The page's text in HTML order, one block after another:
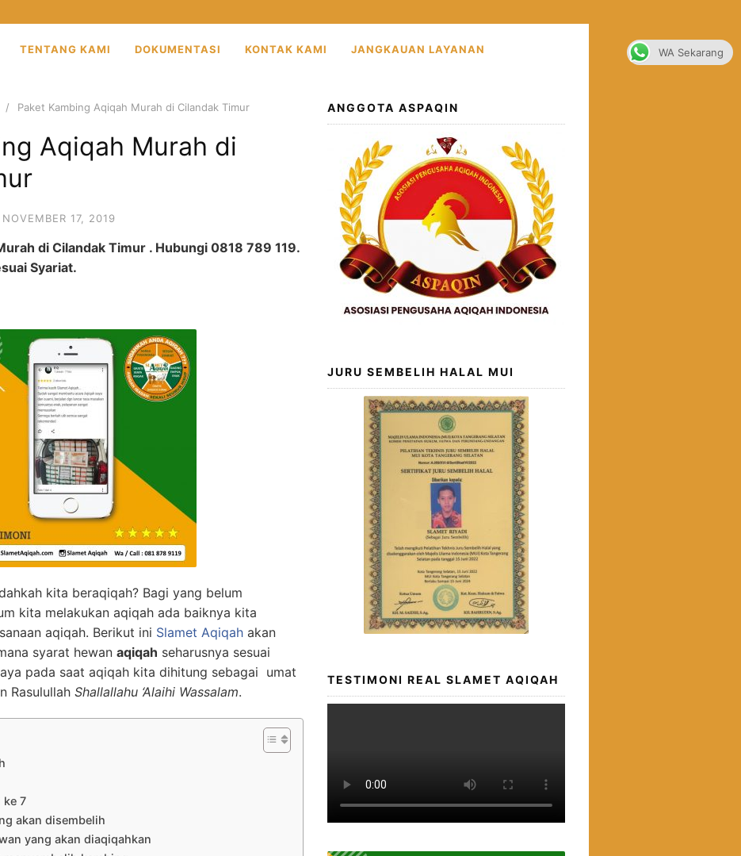
TENTANG KAMI DOKUMENTASI KONTAK KAMI JANGKAUAN LAYANAN
Paket Kambing Aqiqah Murah di Cilandak Timur
Aqiqah Murah di
NOVEMBER 17, 2019
di Cilandak Timur . Hubungi 0818 789 119.
Syariat.
kita beraqiqah? Bagi yang belum
kita melakukan aqiqah ada baiknya kita
aqiqah. Berikut ini Slamet Aqiqah akan
syarat hewan aqiqah seharusnya sesuai
pada saat aqiqah kita dihitung sebagai umat
Rasulullah Shallallahu ‘Alaihi Wassalam.
ke 7
akan disembelih
yang akan diaqiqahkan
ANGGOTA ASPAQIN
JURU SEMBELIH HALAL MUI
TESTIMONI REAL SLAMET AQIQAH
WA Sekarang